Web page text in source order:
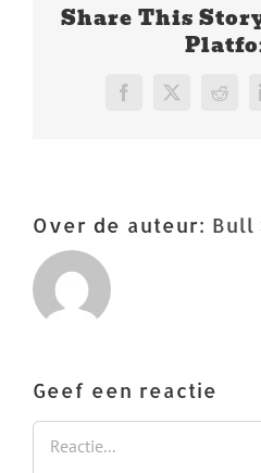
Share This
Facebook
X Reddit
Over de auteur: Bull
Geef een reactie